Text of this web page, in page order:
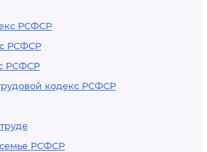
РСФСР
РСФСР
РСФСР
кодекс РСФСР
РСФСР